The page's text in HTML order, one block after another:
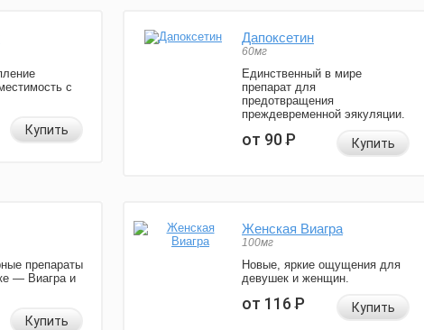
с
Купить
Дапоксетин
60мг
Единственный в мире
препарат для
предотвращения
преждевременной эякуляции.
от 90Р Купить
препараты
— Виагра и
Купить
Женская Виагра
100мг
Новые, яркие ощущения для
девушек и женщин.
от 116Р Купить